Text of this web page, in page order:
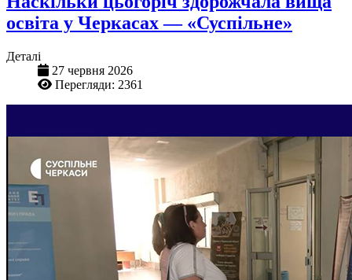
освіта у Черкасах — «Суспільне»
Деталі
27 червня 2026
Перегляди: 2361